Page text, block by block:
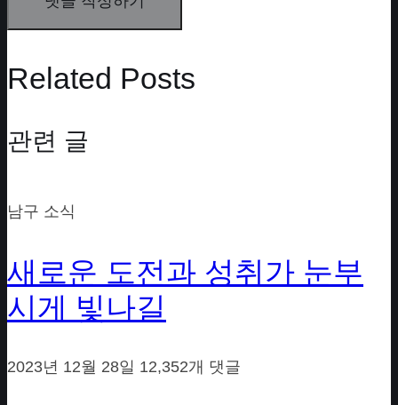
Related Posts
관련 글
남구 소식
새로운 도전과 성취가 눈부
시게 빛나길
2023년 12월 28일 12,352개 댓글